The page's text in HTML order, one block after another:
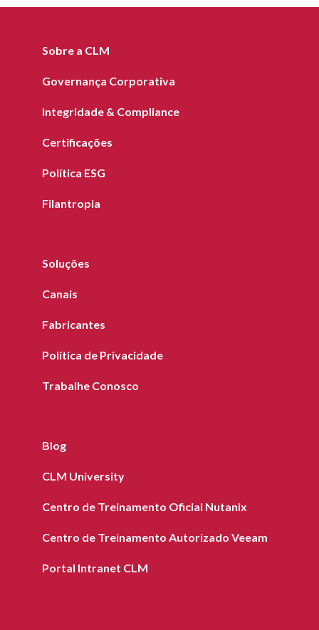
Sobre a CLM
Governança Corporativa
Integridade & Compliance
Certificações
Política ESG
Filantropia
Soluções
Canais
Fabricantes
Política de Privacidade
Trabalhe Conosco
Blog
CLM University
Centro de Treinamento Oficial Nutanix
Centro de Treinamento Autorizado Veeam
Portal Intranet CLM